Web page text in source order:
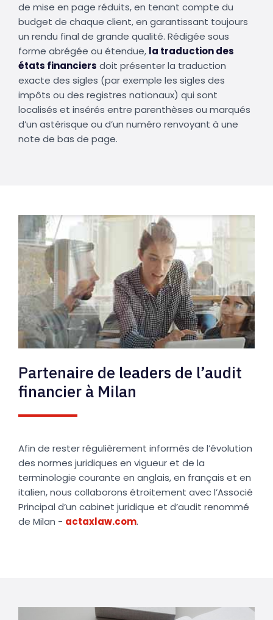
de mise en page réduits, en tenant compte du
budget de chaque client, en garantissant toujours
un rendu final de grande qualité. Rédigée sous
forme abrégée ou étendue, la traduction des
états financiers doit présenter la traduction
exacte des sigles (par exemple les sigles des
impôts ou des registres nationaux) qui sont
localisés et insérés entre parenthèses ou marqués
d’un astérisque ou d’un numéro renvoyant à une
note de bas de page.
Partenaire de leaders de l’audit
financier à Milan
Afin de rester régulièrement informés de l’évolution
des normes juridiques en vigueur et de la
terminologie courante en anglais, en français et en
italien, nous collaborons étroitement avec l’Associé
Principal d’un cabinet juridique et d’audit renommé
de Milan - actaxlaw.com.